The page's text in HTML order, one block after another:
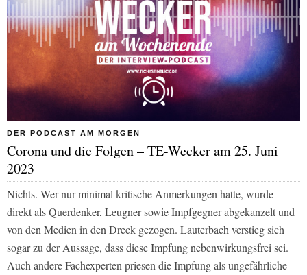
DER PODCAST AM MORGEN
Corona und die Folgen – TE-Wecker am 25. Juni
2023
Nichts. Wer nur minimal kritische Anmerkungen hatte, wurde
direkt als Querdenker, Leugner sowie Impfgegner abgekanzelt und
von den Medien in den Dreck gezogen. Lauterbach verstieg sich
sogar zu der Aussage, dass diese Impfung nebenwirkungsfrei sei.
Auch andere Fachexperten priesen die Impfung als ungefährliche